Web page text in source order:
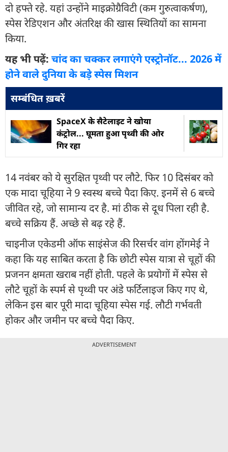
दो हफ्ते रहे. यहां उन्होंने माइक्रोग्रैविटी (कम गुरुत्वाकर्षण),
स्पेस रेडिएशन और अंतरिक्ष की खास स्थितियों का सामना
किया.
यह भी पढ़ें: चांद का चक्कर लगाएंगे एस्ट्रोनॉट... 2026 में
होने वाले दुनिया के बड़े स्पेस मिशन
सम्बंधित ख़बरें
SpaceX के सैटेलाइट ने खोया
कंट्रोल... घूमता हुआ पृथ्वी की ओर
गिर रहा
14 नवंबर को ये सुरक्षित पृथ्वी पर लौटे. फिर 10 दिसंबर को
एक मादा चूहिया ने 9 स्वस्थ बच्चे पैदा किए. इनमें से 6 बच्चे
जीवित रहे, जो सामान्य दर है. मां ठीक से दूध पिला रही है.
बच्चे सक्रिय हैं. अच्छे से बढ़ रहे हैं.
चाइनीज एकेडमी ऑफ साइंसेज की रिसर्चर वांग होंगमेई ने
कहा कि यह साबित करता है कि छोटी स्पेस यात्रा से चूहों की
प्रजनन क्षमता खराब नहीं होती. पहले के प्रयोगों में स्पेस से
लौटे चूहों के स्पर्म से पृथ्वी पर अंडे फर्टिलाइज किए गए थे,
लेकिन इस बार पूरी मादा चूहिया स्पेस गई. लौटी गर्भवती
होकर और जमीन पर बच्चे पैदा किए.
ADVERTISEMENT